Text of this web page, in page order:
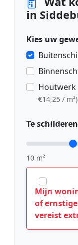
in
Kies uw
Houtwerk
€14,25 / m²)
Te
10 m²
Mijn
of
vereist